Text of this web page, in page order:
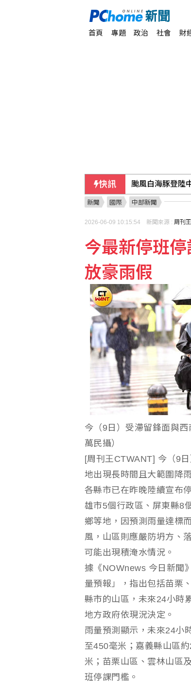
首頁 專題 政治 社會 財
快訊 台糖：下半年停
長崎原爆典禮台
颱風白海豚登陸
新聞 國際 中部新聞
2026-06-09 10:15:54 新聞來源 : 周刊王
今最新停班
放豪雨假
今（9日）受滯留鋒面與
萬民攝）
[周刊王CTWANT] 今（9
地出現長時間且大範圍降
各縣市已在昨晚陸續宣布
雄市5個行政區、屏東縣8
鄉等地，因預測雨量達標
風，山區則應嚴防坍方、
可能出現積淹水情況。
據《NOWnews 今日新聞
量預報」，指出包括苗栗
縣市的山區，未來24小時
地方政府依現況決定。
雨量預測顯示，未來24小
至450毫米；嘉義縣山區
米；苗栗山區、雲林山區
班停課門檻。